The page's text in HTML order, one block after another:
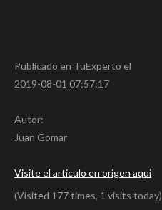
Publicado en TuExperto el
2019-08-01 07:57:17
Autor:
Juan Gomar
Visite el articulo en origen aqui
(Visited 177 times, 1 visits today)